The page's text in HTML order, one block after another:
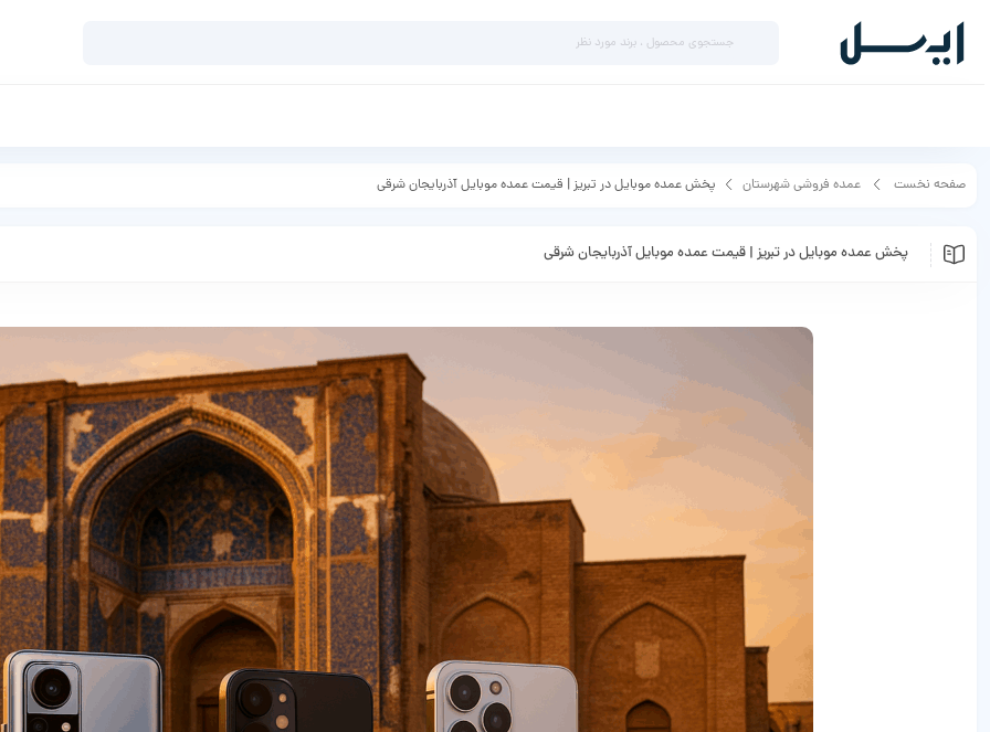
صفحه نخست عمده فروشی شهرستان پخش عمده موبایل در تبریز | قیمت عمده موبایل آذربایجان شرقی
پخش عمده موبایل در تبریز | قیمت عمده موبایل آذربایجان شرقی